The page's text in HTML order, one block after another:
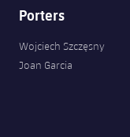
Porters
Wojciech Szczęsny
Joan Garcia